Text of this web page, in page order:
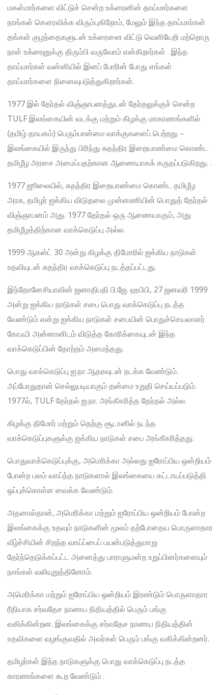
மகள்மார்களை விட்டுச் சென்ற உக்ரைனின் தாய்மார்களை
நாங்கள் கௌரவிக்க விரும்புகிறோம், மேலும் இந்த தாய்மார்கள்
தங்கள் குழந்தைகளுடன் உக்ரைனை விட்டு வெளியேறி மற்றொரு
நாள் உக்ரைனுக்கு திரும்பி வருவோம் என்கிறார்கள் . இந்த
தாய்மார்கள் வன்னியில் இனப் போரின் போது எங்கள்
தாய்மார்களை நினைவுபடுத்துகிறார்கள்.
1977 இல் தேர்தல் விஞ்ஞாபனத்துடன் தேர்தலுக்குச் சென்ற
TULF இலங்கையின் வடக்கு மற்றும் கிழக்கு மாகாணங்களில்
(தமிழ் தாயகம்) பெரும்பான்மை வாக்குகளைப் பெற்றது –
இலங்கையில் இருந்து பிரிந்து சுதந்திர இறையாண்மை கொண்ட
தமிழீழ அரசை அமைப்பதற்கான ஆணையாகக் கருதப்படுகிறது. .
1977 ஜூலையில், சுதந்திர இறையாண்மை கொண்ட தமிழீழ
அரசு, தமிழர் ஐக்கிய விடுதலை முன்னணியின் பொதுத் தேர்தல்
விஞ்ஞாபனம் அது. 1977 தேர்தல் ஒரு ஆணையாகும், அது
தமிழீழத்திற்கான வாக்கெடுப்பு அல்ல.
1999 ஆகஸ்ட் 30 அன்று கிழக்கு திமோரில் ஐக்கிய நாடுகள்
உதவியுடன் சுதந்திர வாக்கெடுப்பு நடத்தப்பட்டது.
இந்தோனேசியாவின் ஜனாதிபதி பி.ஜே. ஹபிபி, 27 ஜனவரி 1999
அன்று ஐக்கிய நாடுகள் சபை பொது வாக்கெடுப்பு நடத்த
வேண்டும் என்று ஐக்கிய நாடுகள் சபையின் பொதுச்செயலாளர்
கோஃபி அன்னானிடம் விடுத்த கோரிக்கையுடன் இந்த
வாக்கெடுப்பின் தோற்றம் அமைந்தது.
பொது வாக்கெடுப்பு ஐ.நா ஆதரவுடன் நடக்க வேண்டும்.
அப்போதுதான் செல்லுபடியாகும் தன்மை உறுதி செய்யப்படும்.
1977ல், TULF தேர்தல் ஐ.நா. அங்கீகரித்த தேர்தல் அல்ல.
கிழக்கு திமோர் மற்றும் தெற்கு சூடானில் நடந்த
வாக்கெடுப்புகளுக்கு ஐக்கிய நாடுகள் சபை அங்கீகரித்தது.
பொதுவாக்கெடுப்புக்கு, அமெரிக்கா அல்லது ஐரோப்பிய ஒன்றியம்
போன்ற பலம் வாய்ந்த நாடுகளால் இலங்கையை கட்டாயப்படுத்தி
ஒப்புக்கொள்ள வைக்க வேண்டும்.
அதனால்தான், அமெரிக்கா மற்றும் ஐரோப்பிய ஒன்றியம் போன்ற
இலங்கைக்கு உதவும் நாடுகளின் மூலம் தற்போதைய பொருளாதார
வீழ்ச்சியின் சிறந்த வாய்ப்பைப் பயன்படுத்துமாறு
தேர்ந்தெடுக்கப்பட்ட அனைத்து பாராளுமன்ற உறுப்பினர்களையும்
நாங்கள் வலியுறுத்தினோம்.
அமெரிக்கா மற்றும் ஐரோப்பிய ஒன்றியம் இரண்டும் பொருளாதார
ரீதியாக சர்வதேச நாணய நிதியத்தில் பெரும் பங்கு
வகிக்கின்றன. இலங்கைக்கு சர்வதேச நாணய நிதியத்தின்
உதவிகளை வழங்குவதில் அவர்கள் பெரும் பங்கு வகிக்கின்றனர்.
தமிழர்கள் இந்த நாடுகளுக்கு பொது வாக்கெடுப்பு நடத்த
காரணங்களை கூற வேண்டும் .